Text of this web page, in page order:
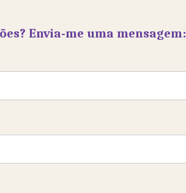
Envia-me uma mensagem: